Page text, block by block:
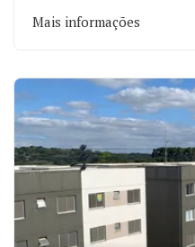
Mais informações